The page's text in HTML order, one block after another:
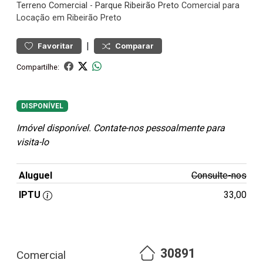
Terreno Comercial - Parque Ribeirão Preto Comercial para
Locação em Ribeirão Preto
Favoritar | Comparar
Compartilhe:
DISPONÍVEL
Imóvel disponível. Contate-nos pessoalmente para
visita-lo
Aluguel
Consulte-nos
IPTU
33,00
Comercial 30891